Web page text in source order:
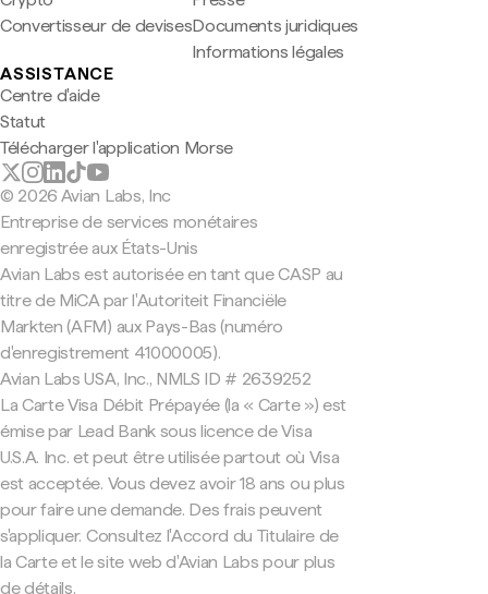
Convertisseur de devisesDocuments juridiques
Informations légales
ASSISTANCE
Centre d'aide
Statut
Télécharger l'application Morse
© 2026 Avian Labs, Inc
Entreprise de services monétaires
enregistrée aux États-Unis
Avian Labs est autorisée en tant que CASP au
titre de MiCA par l'Autoriteit Financiële
Markten (AFM) aux Pays-Bas (numéro
d'enregistrement 41000005).
Avian Labs USA, Inc., NMLS ID # 2639252
La Carte Visa Débit Prépayée (la « Carte ») est
émise par Lead Bank sous licence de Visa
U.S.A. Inc. et peut être utilisée partout où Visa
est acceptée. Vous devez avoir 18 ans ou plus
pour faire une demande. Des frais peuvent
s'appliquer. Consultez l'Accord du Titulaire de
la Carte et le site web d'Avian Labs pour plus
de détails.